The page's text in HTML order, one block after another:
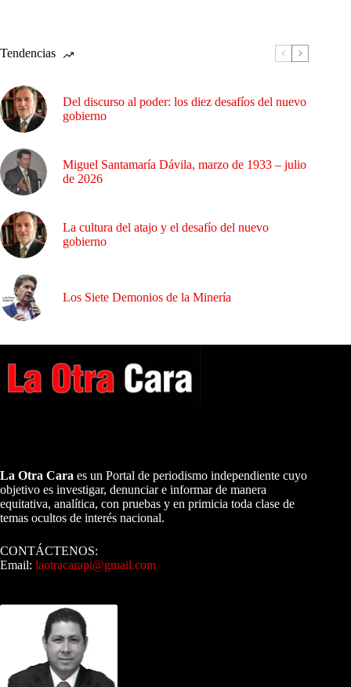
Tendencias
Del discurso al poder: los diez desafíos del nuevo
gobierno
Miguel Santamaría Dávila, marzo de 1933 – julio
de 2026
La cultura del atajo y el desafío del nuevo
gobierno
Los Siete Demonios de la Minería
La Otra Cara es un Portal de periodismo independiente cuyo
objetivo es investigar, denunciar e informar de manera
equitativa, analítica, con pruebas y en primicia toda clase de
temas ocultos de interés nacional.
CONTÁCTENOS:
Email: laotracarapi@gmail.com